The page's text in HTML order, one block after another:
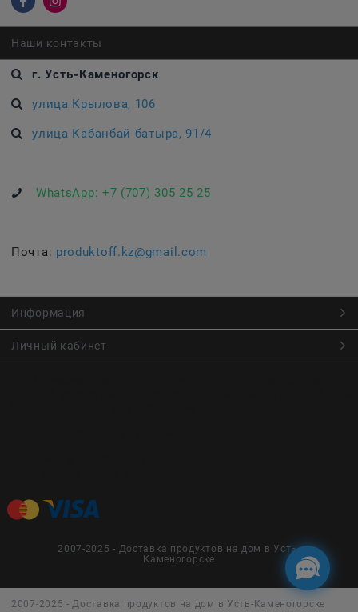
Наши контакты
г. Усть-Каменогорск
улица Крылова, 106
улица Кабанбай батыра, 91/4
WhatsApp: +7 (707) 305 25 25
Почта: produktoff.kz@gmail.com
Информация
Личный кабинет
2007-2025 - Доставка продуктов на дом в Усть-
Каменогорске
2007-2025 - Доставка продуктов на дом в Усть-Каменогорске